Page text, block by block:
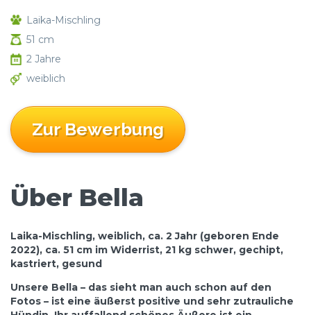
Laika-Mischling
51 cm
2 Jahre
weiblich
Zur Bewerbung
Über Bella
Laika-Mischling, weiblich, ca. 2 Jahr (geboren Ende
2022), ca. 51 cm im Widerrist, 21 kg schwer, gechipt,
kastriert, gesund
Unsere Bella – das sieht man auch schon auf den
Fotos – ist eine äußerst positive und sehr zutrauliche